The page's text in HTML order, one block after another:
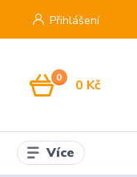
Přihlášení
0 0 Kč
Více